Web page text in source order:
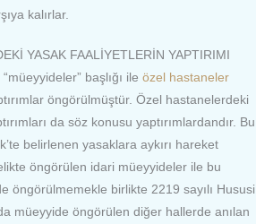
kalırlar.
YASAK FAALİYETLERİN YAPTIRIMI
başlığı ile özel hastaneler
öngörülmüştür. Özel hastanelerdeki
da söz konusu yaptırımlardandır. Bu
belirlenen yasaklara aykırı hareket
öngörülen idari müeyyideler ile bu
öngörülmemekle birlikte 2219 sayılı Hususi
müeyyide öngörülen diğer hallerde anılan